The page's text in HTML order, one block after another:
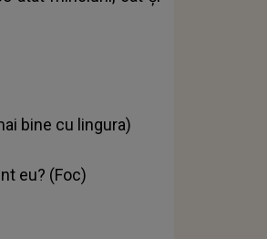
bine cu lingura)
eu? (Foc)